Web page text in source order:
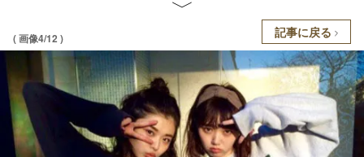
( 画像4/12 ) 記事に戻る